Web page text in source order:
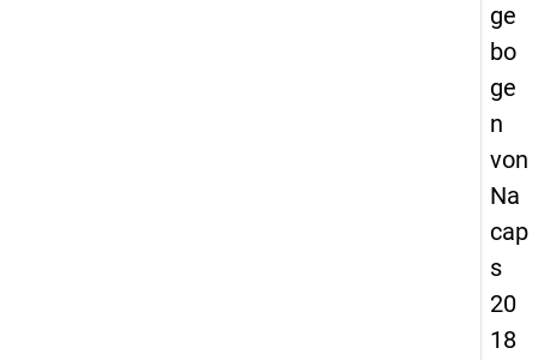
ge
bo
ge
n
von
Na
cap
s
20
18